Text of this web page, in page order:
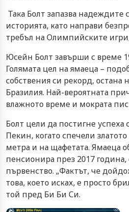
Така Болт запазва надеждите
историята, като направи
требъл на Олимпийските
Юсейн Болт завърши с време
Голямата цел на ямаеца –
собствения си рекорд,
Бразилия. Най-вероятната
влажното време и мократа
Болт цели да постигне
Пекин, когато спечели
метра и на щафетата. Ямаеца
пенсионира през 2017 година,
първенство. „Фактът, че
това, което исках, е просто
той пред Би Би Си.